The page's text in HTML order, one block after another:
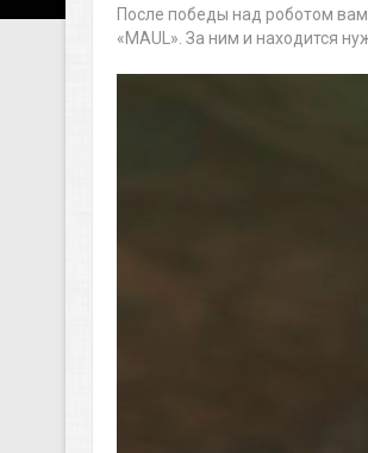
После победы над роботом
«MAUL». За ним и находится